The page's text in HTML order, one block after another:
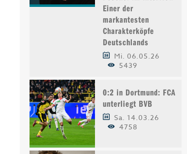
Einer der
markantesten
Charakterköpfe
Deutschlands
Mi. 06.05.26
5439
0:2 in Dortmund: FCA
unterliegt BVB
Sa. 14.03.26
4758